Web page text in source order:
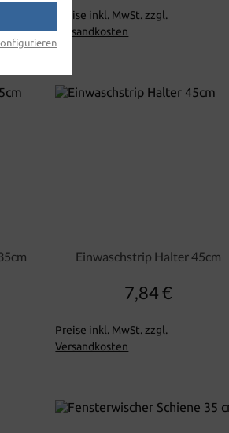
Preise inkl. MwSt. zzgl.
Versandkosten
Einwaschstrip Halter 45cm
Regulärer Preis:
7,84 €
Preise inkl. MwSt. zzgl.
Versandkosten